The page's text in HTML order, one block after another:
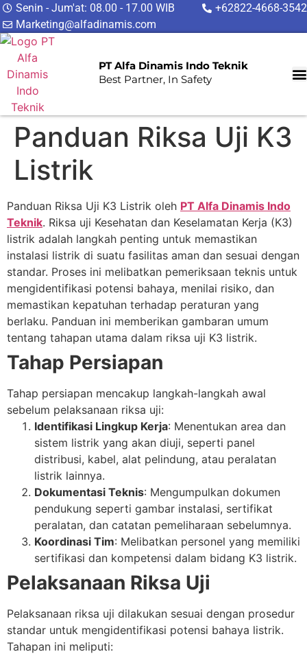
Senin - Jum'at: 08.00 - 17.00 WIB
+62822-4668-3542
Marketing@alfadinamis.com
PT Alfa Dinamis Indo Teknik
Best Partner, In Safety
Panduan Riksa Uji K3
Listrik
Panduan Riksa Uji K3 Listrik oleh PT Alfa Dinamis Indo
Teknik. Riksa uji Kesehatan dan Keselamatan Kerja (K3)
listrik adalah langkah penting untuk memastikan
instalasi listrik di suatu fasilitas aman dan sesuai dengan
standar. Proses ini melibatkan pemeriksaan teknis untuk
mengidentifikasi potensi bahaya, menilai risiko, dan
memastikan kepatuhan terhadap peraturan yang
berlaku. Panduan ini memberikan gambaran umum
tentang tahapan utama dalam riksa uji K3 listrik.
Tahap Persiapan
Tahap persiapan mencakup langkah-langkah awal
sebelum pelaksanaan riksa uji:
Identifikasi Lingkup Kerja: Menentukan area dan
sistem listrik yang akan diuji, seperti panel
distribusi, kabel, alat pelindung, atau peralatan
listrik lainnya.
Dokumentasi Teknis: Mengumpulkan dokumen
pendukung seperti gambar instalasi, sertifikat
peralatan, dan catatan pemeliharaan sebelumnya.
Koordinasi Tim: Melibatkan personel yang memiliki
sertifikasi dan kompetensi dalam bidang K3 listrik.
Pelaksanaan Riksa Uji
Pelaksanaan riksa uji dilakukan sesuai dengan prosedur
standar untuk mengidentifikasi potensi bahaya listrik.
Tahapan ini meliputi: